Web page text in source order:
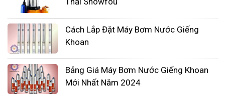
Cách Lắp Đặt Máy Bơm Nước Giếng
Khoan
Bảng Giá Máy Bơm Nước Giếng Khoan
Mới Nhất Năm 2024